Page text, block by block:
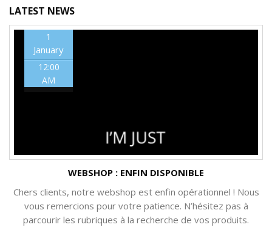
LATEST NEWS
WEBSHOP : ENFIN DISPONIBLE
Chers clients, notre webshop est enfin opérationnel ! Nous
vous remercions pour votre patience. N’hésitez pas à
parcourir les rubriques à la recherche de vos produits.
1
January
12:00
AM